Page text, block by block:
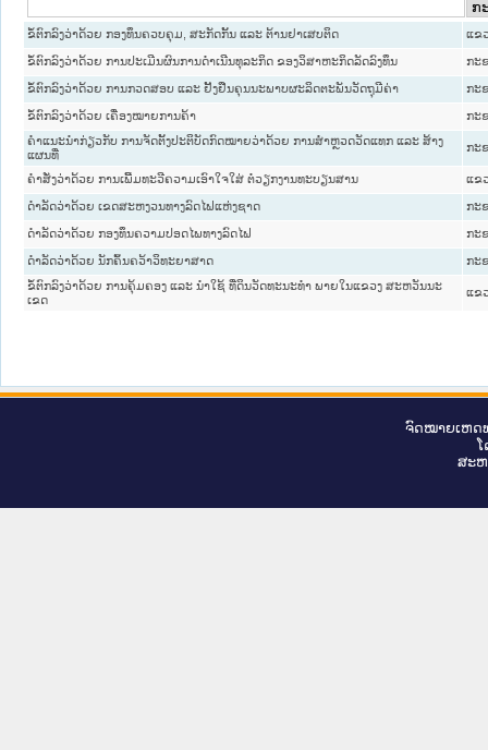
ຂໍ້ຕົກລົງວ່າດ້ວຍ ກອງທຶນຄວບຄຸມ, ສະກັດກັ້ນ ແລະ ຕ້ານຢາເສບຕິດ ແຂ
ຂໍ້ຕົກລົງວ່າດ້ວຍ ການປະເມີນຜົນການດຳເນີນທຸລະກິດ ຂອງວິສາຫະກິດລັດລົງທຶນ ກະ
ຂໍ້ຕົກລົງວ່າດ້ວຍ ການກວດສອບ ແລະ ຢັ້ງຢືນຄຸນນະພາບຜະລິດຕະພັນວັດຖຸມີຄ່າ ກະ
ຂໍ້ຕົກລົງວ່າດ້ວຍ ເຄື່ອງໝາຍການຄ້າ
ກະ
ຄຳແນະນຳກ່ຽວກັບ ການຈັດຕັ້ງປະຕິບັດກົດໝາຍວ່າດ້ວຍ ການສຳຫຼວດວັດແທກ ແລະ ສ້າງ
ແຜນທີ່
ກະ
ຄຳສັ່ງວ່າດ້ວຍ ການເພີ້ມທະວີຄວາມເອົາໃຈໃສ່ ຕໍ່ວຽກງານທະບຽນສານ ແຂ
ດຳລັດວ່າດ້ວຍ ເຂດສະຫງວນທາງລົດໄຟແຫ່ງຊາດ ກະ
ດຳລັດວ່າດ້ວຍ ກອງທຶນຄວາມປອດໄພທາງລົດໄຟ ກະ
ດຳລັດວ່າດ້ວຍ ນັກຄົ້ນຄວ້າວິທະຍາສາດ
ກະ
ຂໍ້ຕົກລົງວ່າດ້ວຍ ການຄຸ້ມຄອງ ແລະ ນຳໃຊ້ ທີ່ດິນວັດທະນະທຳ ພາຍໃນແຂວງ ສະຫວັນນະ
ເຂດ
ແຂ
ຈົດ​ໝາຍ​ເຫດ​
ສະ​ຫ